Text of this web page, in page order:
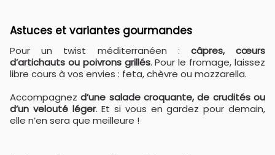
Astuces et variantes gourmandes
Pour un twist méditerranéen : câpres, cœurs
d’artichauts ou poivrons grillés. Pour le fromage, laissez
libre cours à vos envies : feta, chèvre ou mozzarella.
Accompagnezd’une salade croquante, de crudités ou
d’un velouté léger. Et si vous en gardez pour demain,
elle n’en sera que meilleure !